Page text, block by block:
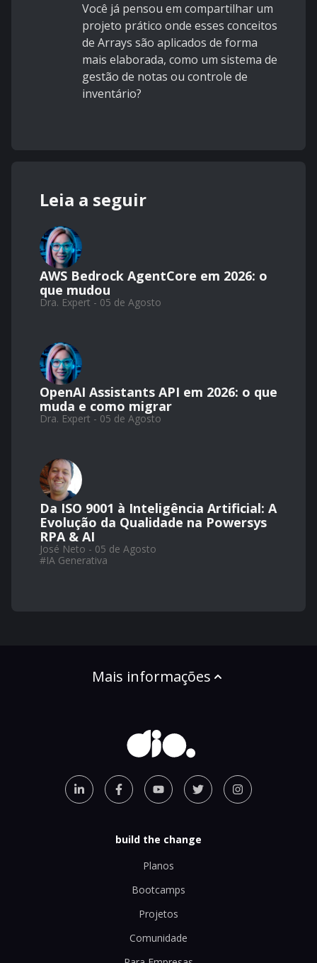
Você já pensou em compartilhar um
projeto prático onde esses conceitos
de Arrays são aplicados de forma
mais elaborada, como um sistema de
gestão de notas ou controle de
inventário?
Leia a seguir
AWS Bedrock AgentCore em 2026: o
que mudou
Dra. Expert - 05 de Agosto
OpenAI Assistants API em 2026: o que
muda e como migrar
Dra. Expert - 05 de Agosto
Da ISO 9001 à Inteligência Artificial: A
Evolução da Qualidade na Powersys
RPA & AI
José Neto - 05 de Agosto
#IA Generativa
Mais informações
build the change
Planos
Bootcamps
Projetos
Comunidade